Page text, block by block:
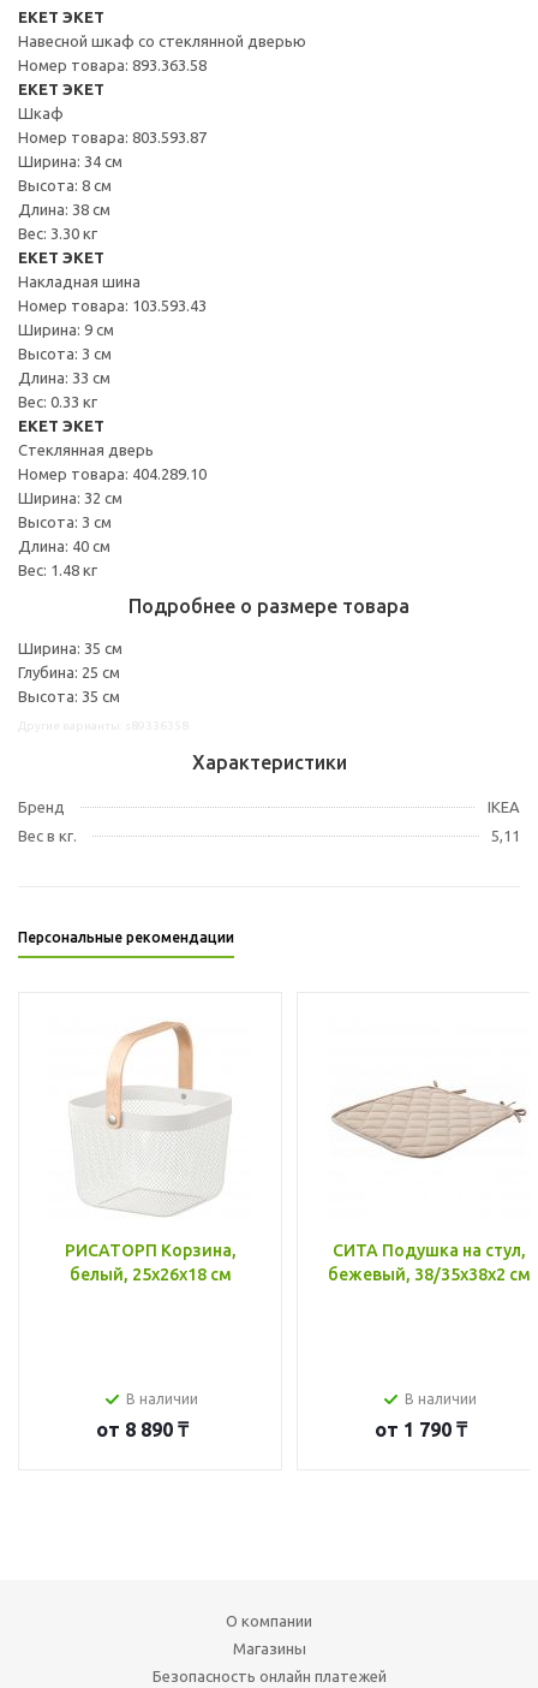
EKET ЭКЕТ
Навесной шкаф со стеклянной дверью
Номер товара: 893.363.58
EKET ЭКЕТ
Шкаф
Номер товара: 803.593.87
Ширина: 34 см
Высота: 8 см
Длина: 38 см
Вес: 3.30 кг
EKET ЭКЕТ
Накладная шина
Номер товара: 103.593.43
Ширина: 9 см
Высота: 3 см
Длина: 33 см
Вес: 0.33 кг
EKET ЭКЕТ
Стеклянная дверь
Номер товара: 404.289.10
Ширина: 32 см
Высота: 3 см
Длина: 40 см
Вес: 1.48 кг
Подробнее о размере товара
Ширина: 35 см
Глубина: 25 см
Высота: 35 см
Характеристики
Бренд
IKEA
Вес в кг.
5,11
Персональные рекомендации
РИСАТОРП Корзина,
белый, 25x26x18 см
В наличии
от 8 890 ₸
СИТА Подушка на стул,
бежевый, 38/35x38x2 см
В наличии
от 1 790 ₸
О компании
Магазины
Безопасность онлайн платежей